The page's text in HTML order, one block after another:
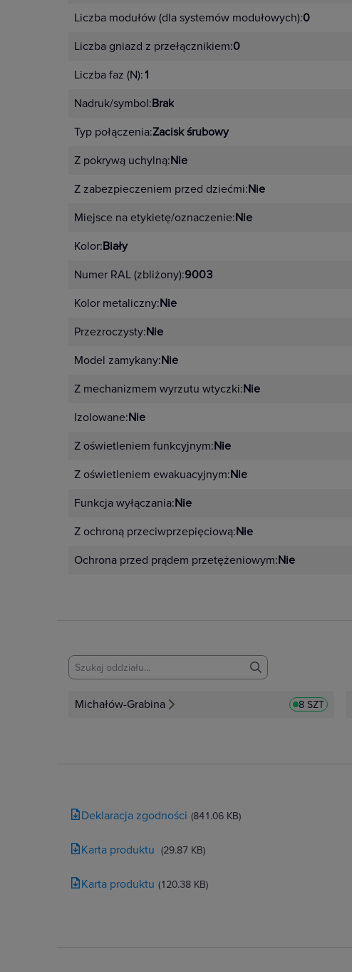
Liczba modułów (dla systemów modułowych):0
Liczba gniazd z przełącznikiem:0
Liczba faz (N):1
Nadruk/symbol:Brak
Typ połączenia:Zacisk śrubowy
Z pokrywą uchylną:Nie
Z zabezpieczeniem przed dziećmi:Nie
Miejsce na etykietę/oznaczenie:Nie
Kolor:Biały
Numer RAL (zbliżony):9003
Kolor metaliczny:Nie
Przezroczysty:Nie
Model zamykany:Nie
Z mechanizmem wyrzutu wtyczki:Nie
Izolowane:Nie
Z oświetleniem funkcyjnym:Nie
Z oświetleniem ewakuacyjnym:Nie
Funkcja wyłączania:Nie
Z ochroną przeciwprzepięciową:Nie
Ochrona przed prądem przetężeniowym:Nie
Michałów-Grabina 8 SZT
Deklaracja zgodności (841.06 KB)
Karta produktu (29.87 KB)
Karta produktu (120.38 KB)